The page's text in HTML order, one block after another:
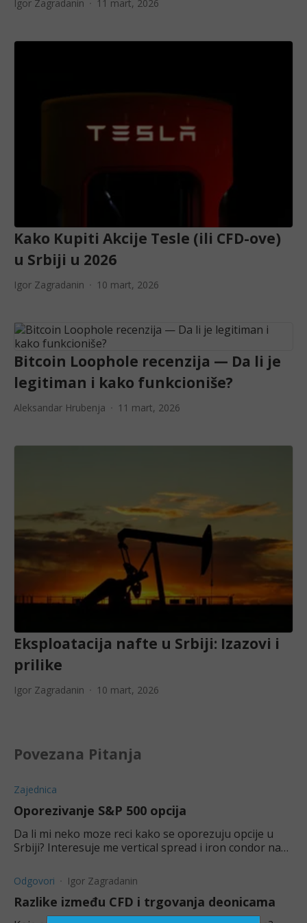
Igor Zagradanin 11 mart, 2026
Kako Kupiti Akcije Tesle (ili CFD-ove)
u Srbiji u 2026
Igor Zagradanin 10 mart, 2026
Bitcoin Loophole recenzija — Da li je
legitiman i kako funkcioniše?
Aleksandar Hrubenja 11 mart, 2026
Eksploatacija nafte u Srbiji: Izazovi i
prilike
Igor Zagradanin 10 mart, 2026
Povezana Pitanja
Zajednica
Oporezivanje S&P 500 opcija
Da li mi neko moze reci kako se oporezuju opcije u
Srbiji? Interesuje me vertical spread i iron condor na
profita short opcija pa se o
Odgovori Igor Zagradanin
Razlike između CFD i trgovanja deonicama